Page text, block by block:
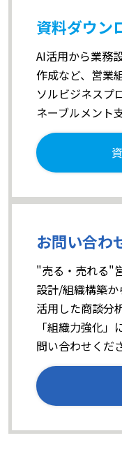
資料ダウン
AI活用から業務
作成など、営業
ソルビジネスプ
ネーブルメント
お問い合わ
"売る・売れる"
設計/組織構築
活用した商談分
「組織力強化
問い合わせくだ